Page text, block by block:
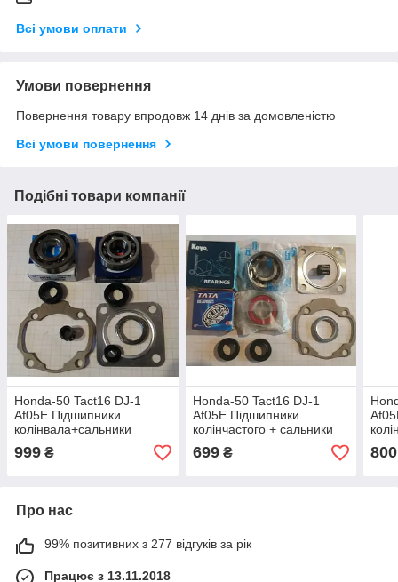
Всі умови оплати
Умови повернення
Повернення товару впродовж 14 днів за домовленістю
Всі умови повернення
Подібні товари компанії
Honda-50 Tact16 DJ-1
Af05E Підшипники
колінвала+сальники
прокладки сепаратор
поршня фірма NTN |
999 ₴
Honda-50 Tact16 DJ-1
Af05E Підшипники
колінчастого + сальники
прокладки сепаратор
поршня фірма KOYO |
699₴ 800
Про нас
99% позитивних з 277 відгуків за рік
Працює з 13.11.2018